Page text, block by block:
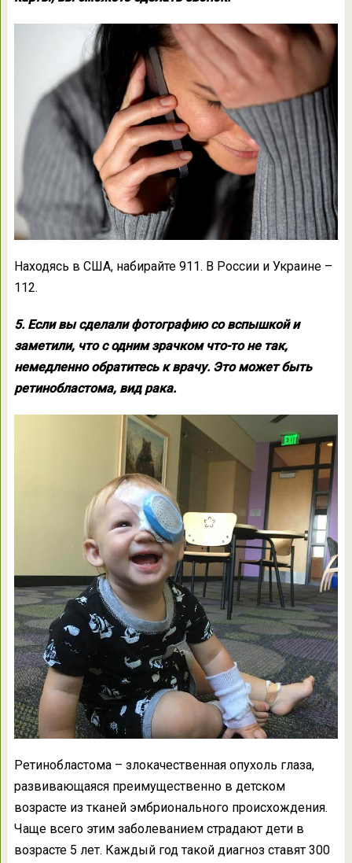
Находясь в США, набирайте 911. В России и Украине –
112.
5. Если вы сделали фотографию со вспышкой и
заметили, что с одним зрачком что-то не так,
немедленно обратитесь к врачу. Это может быть
ретинобластома, вид рака.
Ретинобластома – злокачественная опухоль глаза,
развивающаяся преимущественно в детском
возрасте из тканей эмбрионального происхождения.
Чаще всего этим заболеванием страдают дети в
возрасте 5 лет. Каждый год такой диагноз ставят 300